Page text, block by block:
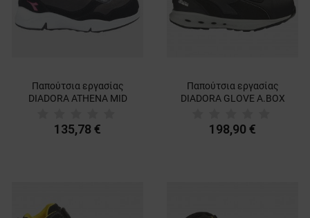
Παπούτσια εργασίας
DIADORA ATHENA MID
135,78 €
Παπούτσια εργασίας
DIADORA GLOVE A.BOX
BLACK
198,90 €